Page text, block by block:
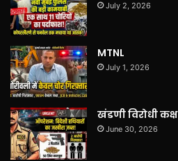
July 2, 2026
MTNL
July 1, 2026
खंडणी विरोधी कक्ष
June 30, 2026